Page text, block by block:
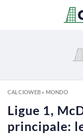
CALCIOWEB» MONDO
Ligue 1,
principale: